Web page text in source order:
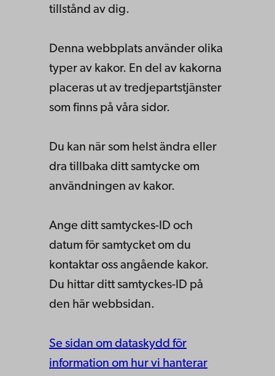
tillstånd av dig.
Denna webbplats använder olika
typer av kakor. En del av kakorna
placeras ut av tredjepartstjänster
som finns på våra sidor.
Du kan när som helst ändra eller
dra tillbaka ditt samtycke om
användningen av kakor.
Ange ditt samtyckes-ID och
datum för samtycket om du
kontaktar oss angående kakor.
Du hittar ditt samtyckes-ID på
den här webbsidan.
Se sidan om dataskydd för
information om hur vi hanterar